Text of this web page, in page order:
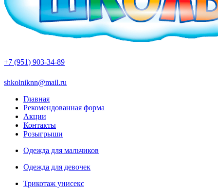
+7 (951) 903-34-89
shkolniknn@mail.ru
Главная
Рекомендованная форма
Акции
Контакты
Розыгрыши
Одежда для мальчиков
Одежда для девочек
Трикотаж унисекс